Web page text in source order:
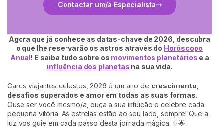
Contactar um/a Especialista
Agora que já conhece as datas-chave de 2026, descubra
o que lhe reservarão os astros através do Horóscopo
Anual! E saiba tudo sobre os movimentos planetários e a
influência dos planetas na sua vida.
Caros viajantes celestes, 2026 é um ano de crescimento,
desafios superados e amor em todas as suas formas.
Ouse ser você mesmo/a, ouça a sua intuição e celebre cada
pequena vitória. As estrelas estão ao seu lado, sempre! Que a
luz vos guie em cada passo desta jornada mágica. ✨🌟